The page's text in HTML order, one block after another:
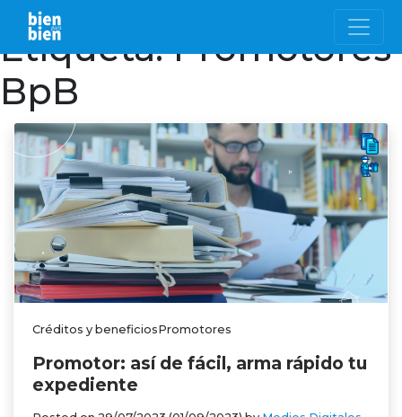
Etiqueta:Promotores
BpB
Créditos y beneficiosPromotores
Promotor: así de fácil, arma rápido tu
expediente